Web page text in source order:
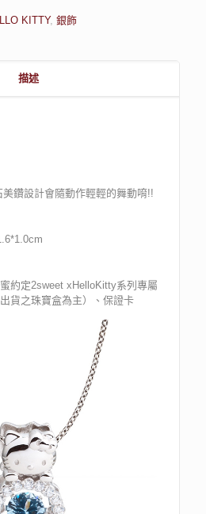
KITTY, 銀飾
描述
鑽設計會隨動作輕輕的舞動唷!!
約定2sweet xHelloKitty系列專屬
貨之珠寶盒為主）、保證卡